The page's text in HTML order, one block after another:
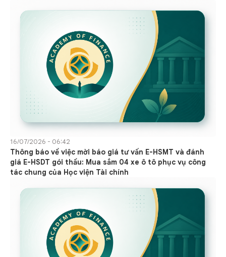
16/07/2026 - 06:42
Thông báo về việc mời báo giá tư vấn E-HSMT và đánh
giá E-HSDT gói thầu: Mua sắm 04 xe ô tô phục vụ công
tác chung của Học viện Tài chính